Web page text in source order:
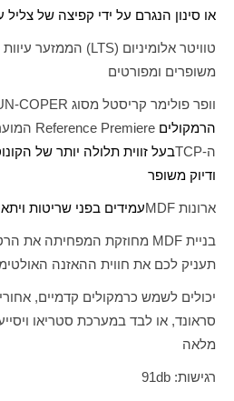
או סינון הנגרם על ידי קפיצה של
טוויטר אלומיניום (LTS) הממזער
משופרים ומפורטים
וופר פולימר קריסטל מסוג COPER
הרמקולים Reference Premiere
ה-TCPבעל זווית תלולה יותר של
ודיוק משופר
ארונות MDFעמידים בפני שריטות
בניית MDF מחוזקת המפחיתה את
תעניק לכם את חווית ההאזנה
יכולים לשמש כרמקולים קדמיים,
סראונד, או לבד במערכת סטריאו
מלאה
רגישות: db
91